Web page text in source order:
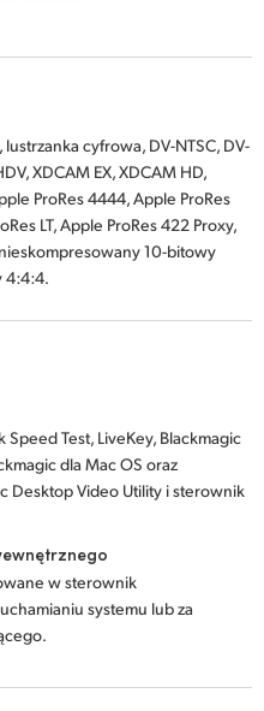
lustrzanka cyfrowa, DV-NTSC, DV-
XDCAM EX, XDCAM HD,
ProRes 4444, Apple ProRes
LT, Apple ProRes 422 Proxy,
10-bitowy
4:4:4.
Speed Test, LiveKey, Blackmagic
dla Mac OS oraz
Desktop Video Utility i sterownik
w sterownik
systemu lub za